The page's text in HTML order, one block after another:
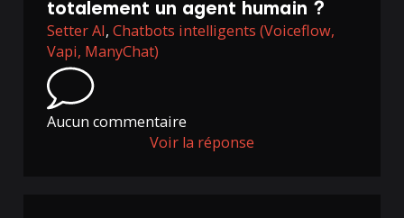
totalement un agent humain ?
Setter AI,Chatbots intelligents (Voiceflow,
Vapi, ManyChat)
Aucun commentaire
Voir la réponse